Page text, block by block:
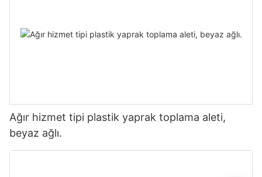
Ağır hizmet tipi plastik yaprak toplama aleti,
beyaz ağlı.